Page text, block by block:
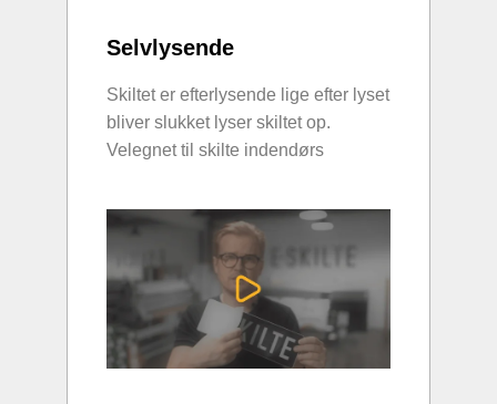
Selvlysende
Skiltet er efterlysende lige efter lyset
bliver slukket lyser skiltet op.
Velegnet til skilte indendørs